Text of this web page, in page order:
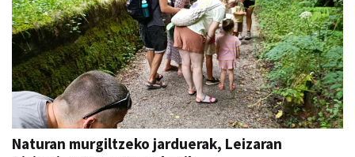
Naturan murgiltzeko jarduerak, Leizaran
Bisitarien Etxearen eskutik
Aiurri abu 05, 08:30 ANDOAIN